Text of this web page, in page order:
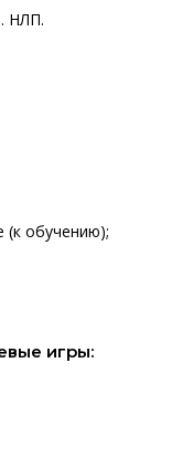
НЛП.
(к обучению);
игры: